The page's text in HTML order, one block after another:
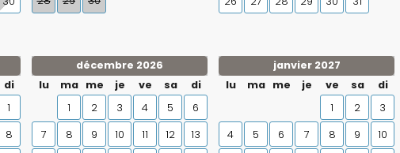
di
1
8
décembre 2026
lu
ma me je ve sa
di
1
2 3 4 5
6
7
8 9 10 11 12
13
janvier 2027
lu
ma me je ve sa
di
1
2
3
4
5 6 7 8 9
10